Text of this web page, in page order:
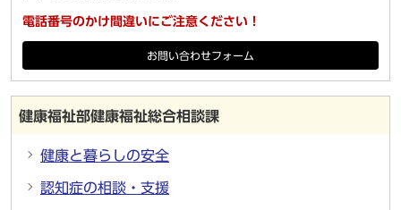
電話番号のかけ間違いにご注意ください！
お問い合わせフォーム
健康福祉部健康福祉総合相談課
健康と暮らしの安全
認知症の相談・支援